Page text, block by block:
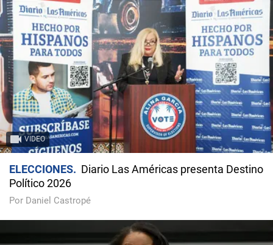
VIDEO
ELECCIONES
Diario Las Américas presenta Destino
Político 2026
Por Daniel Castropé